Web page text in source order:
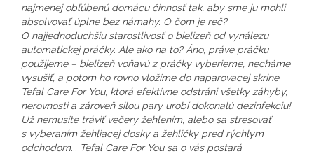
najmenej obľúbenú domácu činnosť tak, aby sme ju mohli
absolvovať úplne bez námahy. O čom je reč?
O najjednoduchšiu starostlivosť o bielizeň od vynálezu
automatickej práčky. Ale ako na to? Áno, práve práčku
použijeme – bielizeň voňavú z práčky vyberieme, necháme
vysušiť, a potom ho rovno vložíme do naparovacej skrine
Tefal Care For You, ktorá efektívne odstráni všetky záhyby,
nerovnosti a zároveň silou pary urobí dokonalú dezinfekciu!
Už nemusíte tráviť večery žehlením, alebo sa stresovať
s vyberaním žehliacej dosky a žehličky pred rýchlym
odchodom... Tefal Care For You sa o vás postará